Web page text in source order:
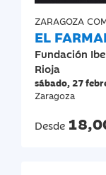
ZARAGOZA
EL
Fundación
Rioja
sábado, 27
Zaragoza
Desde